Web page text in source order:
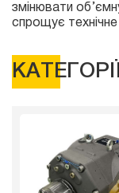
змінювати
спрощує